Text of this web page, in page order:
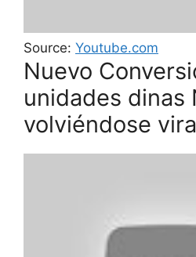
Source: Youtube.com
Nuevo
unidades dinas
volviéndose